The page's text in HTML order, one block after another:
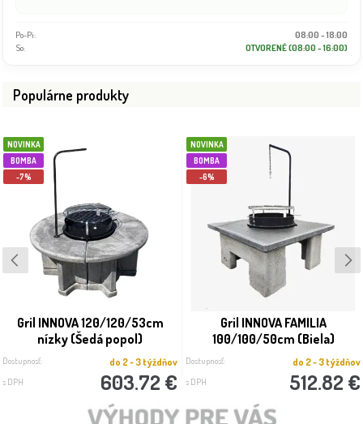
Po-Pi:
08:00 - 18:00
So:
OTVORENÉ (08:00 - 16:00)
Populárne produkty
NOVINKA
BOMBA
-7%
Gril INNOVA 120/120/53cm
nízky (Šedá popol)
Dostupnosť: do 2 - 3 týždňov
s DPH 603.72 €
NOVINKA
BOMBA
-6%
Gril INNOVA FAMILIA
100/100/50cm (Biela)
Dostupnosť: do 2 - 3 týždňov
s DPH 512.82 €